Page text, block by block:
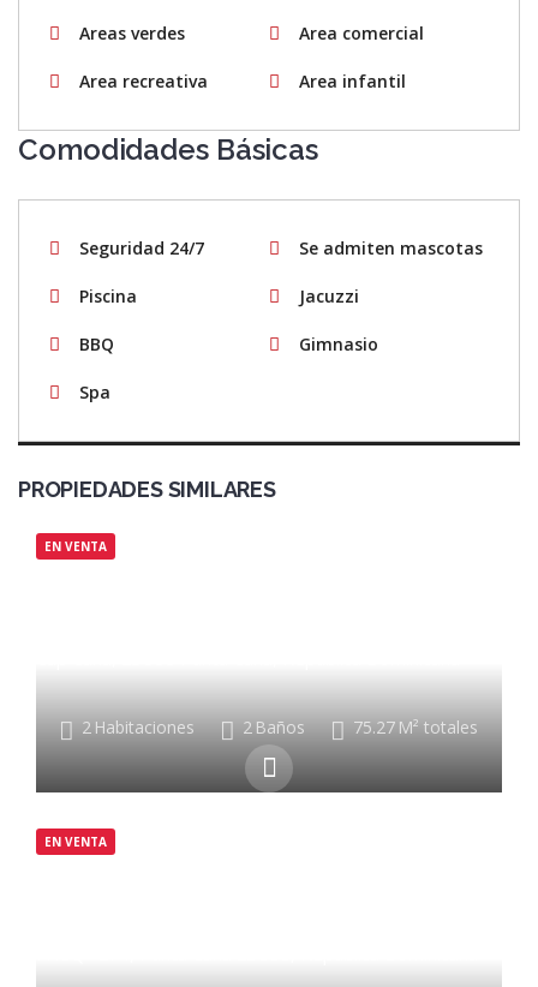
Areas verdes Area comercial
Area recreativa Area infantil
Comodidades Básicas
Seguridad 24/7 Se admiten mascotas
Piscina Jacuzzi
BBQ Gimnasio
Spa
PROPIEDADES SIMILARES
EN VENTA
2 Habitaciones 2 Baños 75.27 M² totales
EN VENTA